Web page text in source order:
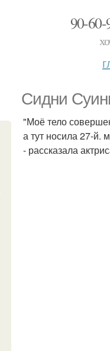
90-
Сидни
"Моё тело
а тут носила 27-й.
- рассказала